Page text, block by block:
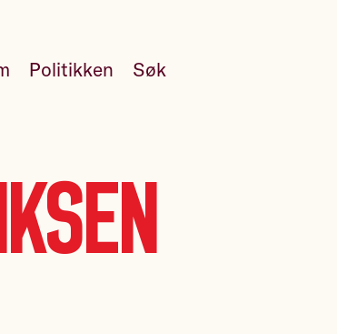
Politikken Søk